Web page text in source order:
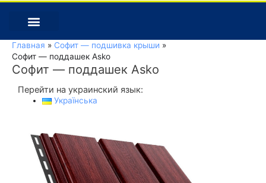
Главная
Софит — подшивка крыши
Софит — поддашек Asko
Софит — поддашек Asko
Перейти на украинский язык:
Українська